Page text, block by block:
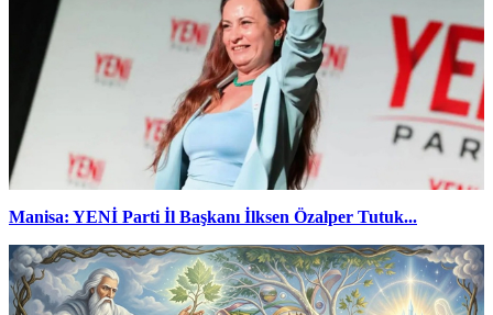
Manisa: YENİ Parti İl Başkanı İlksen Özalper Tutuk...